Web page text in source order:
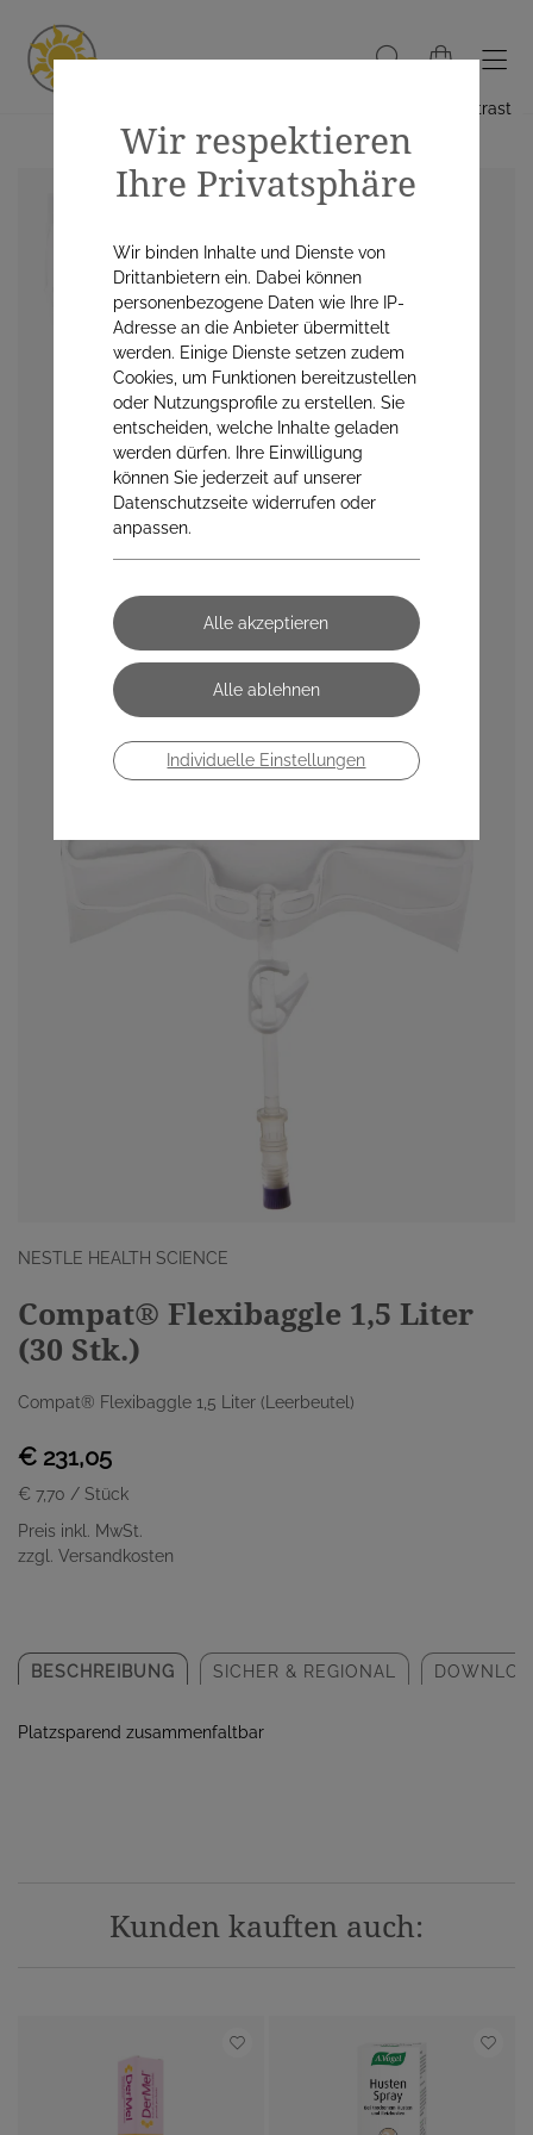
Hoher Kontrast
NESTLE HEALTH SCIENCE
Compat® Flexibaggle 1,5 Liter
(30 Stk.)
Compat® Flexibaggle 1,5 Liter (Leerbeutel)
€ 231,05
€ 7,70 / Stück
Preis inkl. MwSt.
zzgl. Versandkosten
BESCHREIBUNG SICHER & REGIONAL
Platzsparend zusammenfaltbar
Kunden kauften auch:
Wir respektieren
Ihre Privatsphäre
Wir binden Inhalte und Dienste von
Drittanbietern ein. Dabei können
personenbezogene Daten wie Ihre IP-
Adresse an die Anbieter übermittelt
werden. Einige Dienste setzen zudem
Cookies, um Funktionen bereitzustellen
oder Nutzungsprofile zu erstellen. Sie
entscheiden, welche Inhalte geladen
werden dürfen. Ihre Einwilligung
können Sie jederzeit auf unserer
Datenschutzseite widerrufen oder
anpassen.
Individuelle Einstellungen